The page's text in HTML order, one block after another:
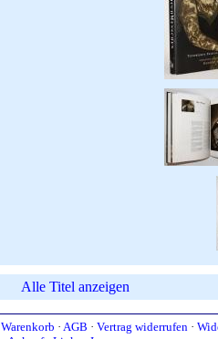
Alle Titel anzeigen
Warenkorb · AGB · Vertrag widerrufen·